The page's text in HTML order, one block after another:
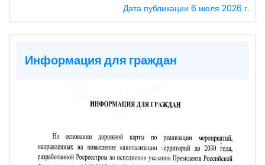
Дата публикации 6 июля 2026 г.
Информация для граждан